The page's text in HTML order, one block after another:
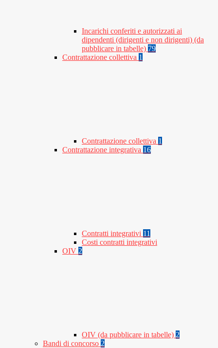
Incarichi conferiti e autorizzati ai
dipendenti (dirigenti e non dirigenti) (da
pubblicare in tabelle) 79
Contrattazione collettiva 1
Contrattazione collettiva 1
Contrattazione integrativa 16
Contratti integrativi 11
Costi contratti integrativi
OIV 2
OIV (da pubblicare in tabelle) 2
Bandi di concorso 2